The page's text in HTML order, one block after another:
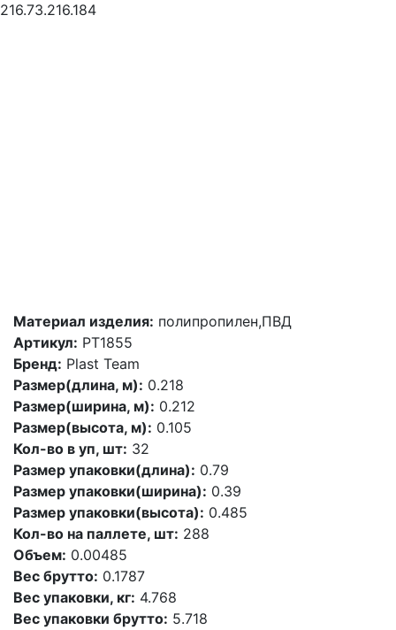
216.73.216.184
Материал изделия: полипропилен,ПВД
Артикул: PT1855
Бренд: Plast Team
Размер(длина, м): 0.218
Размер(ширина, м): 0.212
Размер(высота, м): 0.105
Кол-во в уп, шт: 32
Размер упаковки(длина): 0.79
Размер упаковки(ширина): 0.39
Размер упаковки(высота): 0.485
Кол-во на паллете, шт: 288
Объем: 0.00485
Вес брутто: 0.1787
Вес упаковки, кг: 4.768
Вес упаковки брутто: 5.718